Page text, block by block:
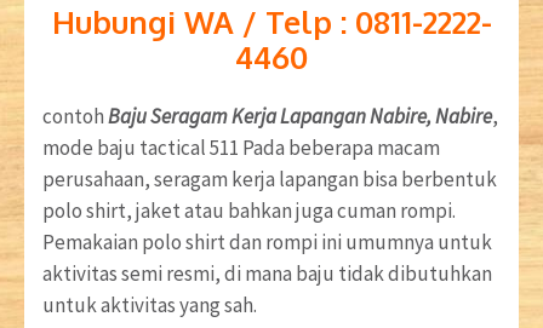
Hubungi WA / Telp : 0811-2222-
4460
contohBaju Seragam Kerja Lapangan Nabire, Nabire,
mode baju tactical 511 Pada beberapa macam
perusahaan, seragam kerja lapangan bisa berbentuk
polo shirt, jaket atau bahkan juga cuman rompi.
Pemakaian polo shirt dan rompi ini umumnya untuk
aktivitas semi resmi, di mana baju tidak dibutuhkan
untuk aktivitas yang sah.